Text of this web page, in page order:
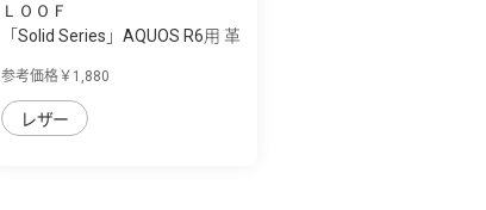
ＬＯＯＦ
「Solid Series」AQUOS R6用 革
参考価格￥1,880
レザー